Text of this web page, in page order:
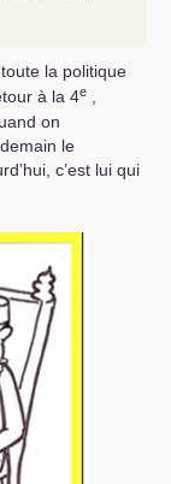
la politique
à la 4e
on
le
c’est lui qui